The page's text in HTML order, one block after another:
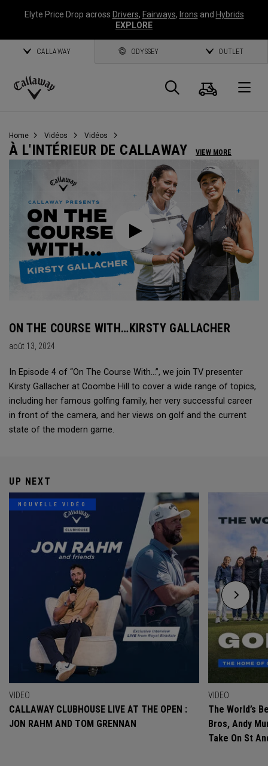
Elyte Price Drop across Drivers, Fairways, Irons and Hybrids
EXPLORE
CALLAWAY ODYSSEY OUTLET
Callaway
Panier
Home Vidéos Vidéos
À L'INTÉRIEUR DE CALLAWAY VIEW MORE
ON THE COURSE WITH…KIRSTY GALLACHER
août 13, 2024
In Episode 4 of “On The Course With...”, we join TV presenter
Kirsty Gallacher at Coombe Hill to cover a wide range of topics,
including her famous golfing family, her very successful career
in front of the camera, and her views on golf and the current
state of the modern game.
UP NEXT
NOUVELLE VIDÉO
VIDEO
CALLAWAY CLUBHOUSE LIVE AT THE OPEN :
JON RAHM AND TOM GRENNAN
VIDEO
The World’s
Bros, Andy
Take On St